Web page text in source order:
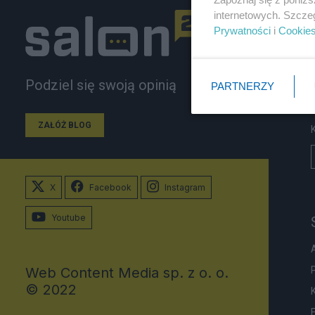
Podziel się swoją opinią
ZAŁÓŻ BLOG
X Facebook Instagram
Youtube
Web Content Media sp. z o. o.
© 2022
internetowych.
Prywatności i Cookies
PARTNERZY